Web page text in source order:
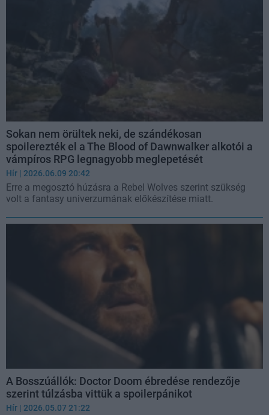
Sokan nem örültek neki, de szándékosan
spoilerezték el a The Blood of Dawnwalker alkotói a
vámpíros RPG legnagyobb meglepetését
Hír | 2026.06.09 20:42
Erre a megosztó húzásra a Rebel Wolves szerint szükség
volt a fantasy univerzumának előkészítése miatt.
A Bosszúállók: Doctor Doom ébredése rendezője
szerint túlzásba vittük a spoilerpánikot
Hír | 2026.05.07 21:22